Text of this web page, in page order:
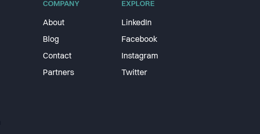
COMPANY
About
Blog
Contact
Partners
EXPLORE
LinkedIn
Facebook
Instagram
Twitter